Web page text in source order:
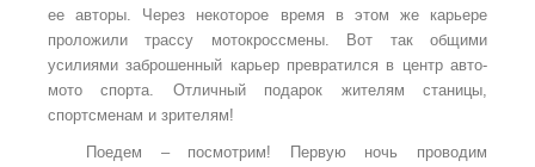
ее авторы. Через некоторое время в этом же карьере
проложили трассу мотокроссмены. Вот так общими
усилиями заброшенный карьер превратился в центр авто-
мото спорта. Отличный подарок жителям станицы,
спортсменам и зрителям!
Поедем – посмотрим! Первую ночь проводим